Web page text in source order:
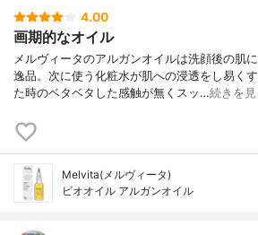
4.00
画期的なオイル
メルヴィータのアルガンオイルは洗顔後の肌
逸品。次に使う化粧水が肌への浸透をし易く
た時のベタベタした感触が無くスッ…続きを見
Melvita(メルヴィータ)
ビオオイル アルガンオイル